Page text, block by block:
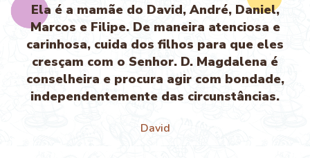
Ela é a mamãe do David, André, Daniel,
Marcos e Filipe. De maneira atenciosa e
carinhosa, cuida dos filhos para que eles
cresçam com o Senhor. D. Magdalena é
conselheira e procura agir com bondade,
independentemente das circunstâncias.
David